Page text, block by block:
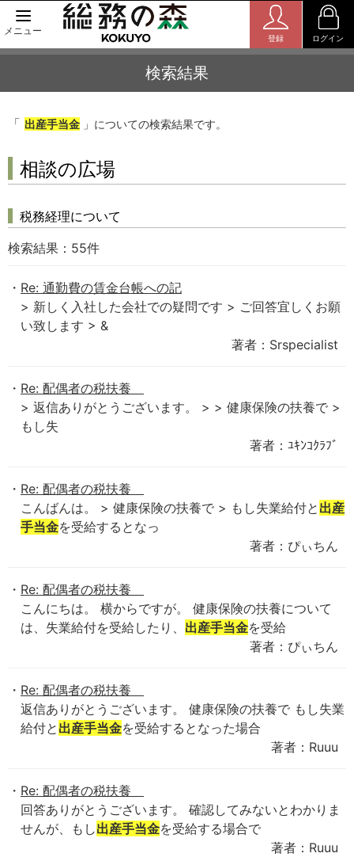
メニュー
登録 ログイン
検索結果
「 出産手当金 」についての検索結果です。
相談の広場
税務経理について
検索結果： 55件
Re: 通勤費の賃金台帳への記
> 新しく入社した会社での疑問です > ご回答宜しくお願
い致します > &
著者：Srspecialist
Re: 配偶者の税扶養
> 返信ありがとうございます。 > > 健康保険の扶養で >
もし失
著者：ﾕｷﾝｺｸﾗﾌﾞ
Re: 配偶者の税扶養
こんばんは。 > 健康保険の扶養で > もし失業給付と 出産
手当金を受給するとなっ
著者：ぴぃちん
Re: 配偶者の税扶養
こんにちは。 横からですが。 健康保険の扶養について
は、失業給付を受給したり、 出産手当金を受給
著者：ぴぃちん
Re: 配偶者の税扶養
返信ありがとうございます。 健康保険の扶養で もし失業
給付と 出産手当金を受給するとなった場合
著者：Ruuu
Re: 配偶者の税扶養
回答ありがとうございます。 確認してみないとわかりま
せんが、もし出産手当金を受給する場合で
著者：Ruuu